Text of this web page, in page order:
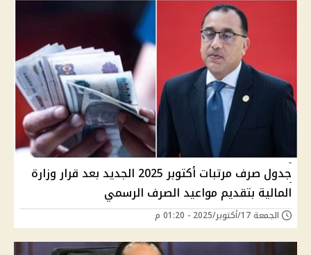
جدول صرف مرتبات أكتوبر 2025 الجديد بعد قرار وزارة
المالية بتقديم مواعيد الصرف الرسمي
الجمعة 17/أكتوبر/2025 - 01:20 م